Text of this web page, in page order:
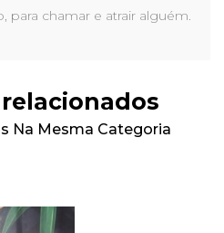
para chamar e atrair alguém.
Na Mesma Categoria